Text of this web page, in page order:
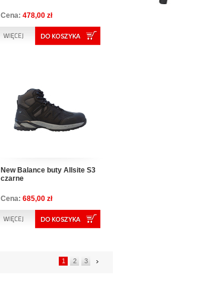
Cena: 478,00 zł
New Balance buty Allsite S3
czarne
Cena: 685,00 zł
1 2 3